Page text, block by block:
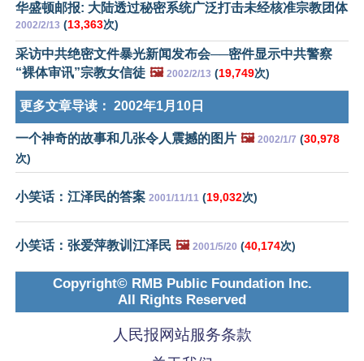
华盛顿邮报: 大陆透过秘密系统广泛打击未经核准宗教团体
2002/2/13 (13,363次)
采访中共绝密文件暴光新闻发布会──密件显示中共警察
“裸体审讯”宗教女信徒 🖼️ 2002/2/13 (19,749次)
更多文章导读： 2002年1月10日
一个神奇的故事和几张令人震撼的图片 🖼️ 2002/1/7 (30,978
次)
小笑话：江泽民的答案 2001/11/11 (19,032次)
小笑话：张爱萍教训江泽民 🖼️ 2001/5/20 (40,174次)
Copyright© RMB Public Foundation Inc.
All Rights Reserved
人民报网站服务条款